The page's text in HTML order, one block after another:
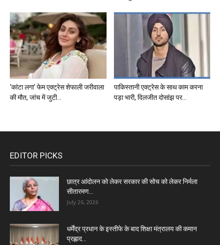
‘कांटा लगा’ फेम एक्ट्रेस शेफाली जरीवाला
की मौत, जांच में जुटी...
पाकिस्तानी एक्ट्रेस के साथ काम करना
पड़ा भारी, दिलजीत दोसांझ पर...
EDITOR PICKS
छात्र आंदोलन को लेकर सरकार की सोच को लेकर निर्मला
सीतारमण...
July 26, 2026
धर्मेंद्र प्रधान के इस्तीफे के बाद शिक्षा मंत्रालय की कमान
प्रह्लाद...